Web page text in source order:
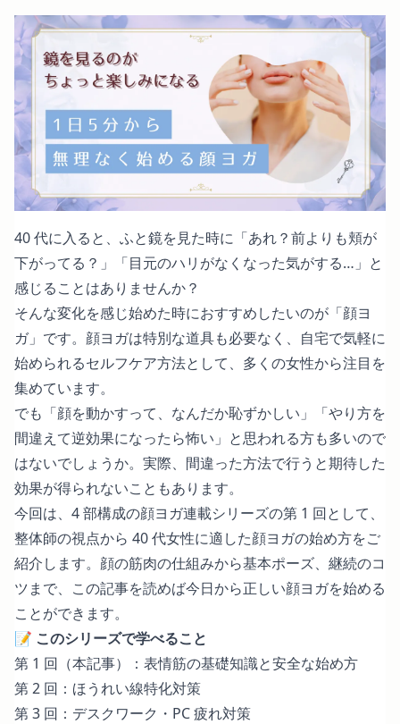
40 代に入ると、ふと鏡を見た時に「あれ？前よりも頬が
下がってる？」「目元のハリがなくなった気がする…」と
感じることはありませんか？
そんな変化を感じ始めた時におすすめしたいのが「顔ヨ
ガ」です。顔ヨガは特別な道具も必要なく、自宅で気軽に
始められるセルフケア方法として、多くの女性から注目を
集めています。
でも「顔を動かすって、なんだか恥ずかしい」「やり方を
間違えて逆効果になったら怖い」と思われる方も多いので
はないでしょうか。実際、間違った方法で行うと期待した
効果が得られないこともあります。
今回は、4 部構成の顔ヨガ連載シリーズの第 1 回として、
整体師の視点から 40 代女性に適した顔ヨガの始め方をご
紹介します。顔の筋肉の仕組みから基本ポーズ、継続のコ
ツまで、この記事を読めば今日から正しい顔ヨガを始める
ことができます。
📝 このシリーズで学べること
第 1 回（本記事）：表情筋の基礎知識と安全な始め方
第 2 回： ほうれい線特化対策
第 3 回： デスクワーク・PC 疲れ対策